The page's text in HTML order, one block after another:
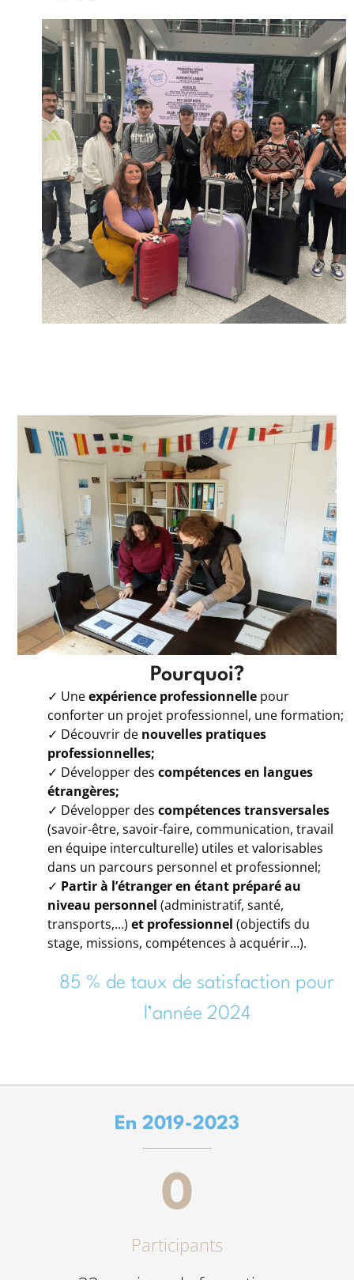
Pourquoi?
✓ Uneexpérience professionnelle pour
conforter un projet professionnel, une formation;
✓ Découvrir de nouvelles pratiques
professionnelles;
✓ Développer des compétences en langues
étrangères;
✓ Développer des compétences transversales
(savoir-être, savoir-faire, communication, travail
en équipe interculturelle) utiles et valorisables
dans un parcours personnel et professionnel;
✓ Partir à l’étranger en étant préparé au
niveau personnel (administratif, santé,
transports,…) et professionnel (objectifs du
stage, missions, compétences à acquérir…).
85 % de taux de satisfaction pour
l’année 2024
En 2019-2023
Participants
0